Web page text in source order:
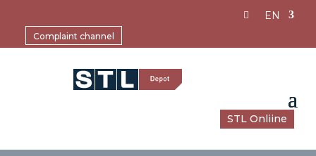
EN
Complaint channel
STL Onliine